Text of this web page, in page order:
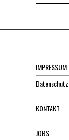
IMPRESSUM
KONTAKT
JOBS